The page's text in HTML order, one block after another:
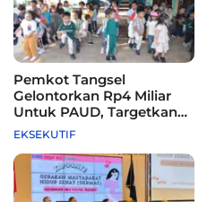
Pemkot Tangsel
Gelontorkan Rp4 Miliar
Untuk PAUD, Targetkan
115 Sekolah
EKSEKUTIF